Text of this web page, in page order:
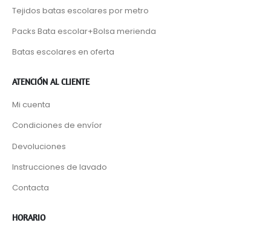
Tejidos batas escolares por metro
Packs Bata escolar+Bolsa merienda
Batas escolares en oferta
ATENCIÓN AL CLIENTE
Mi cuenta
Condiciones de envíor
Devoluciones
Instrucciones de lavado
Contacta
HORARIO